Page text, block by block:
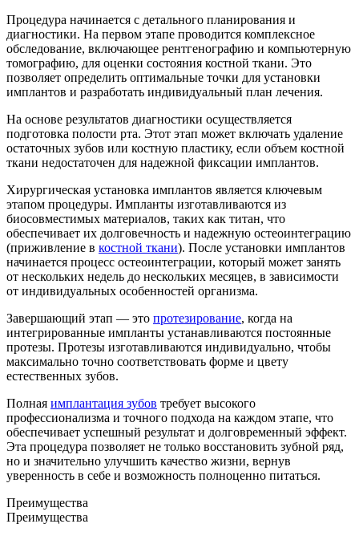
Процедура начинается с детального планирования и
диагностики. На первом этапе проводится комплексное
обследование, включающее рентгенографию и компьютерную
томографию, для оценки состояния костной ткани. Это
позволяет определить оптимальные точки для установки
имплантов и разработать индивидуальный план лечения.
На основе результатов диагностики осуществляется
подготовка полости рта. Этот этап может включать удаление
остаточных зубов или костную пластику, если объем костной
ткани недостаточен для надежной фиксации имплантов.
Хирургическая установка имплантов является ключевым
этапом процедуры. Импланты изготавливаются из
биосовместимых материалов, таких как титан, что
обеспечивает их долговечность и надежную остеоинтеграцию
(приживление в костной ткани). После установки имплантов
начинается процесс остеоинтеграции, который может занять
от нескольких недель до нескольких месяцев, в зависимости
от индивидуальных особенностей организма.
Завершающий этап — это протезирование, когда на
интегрированные импланты устанавливаются постоянные
протезы. Протезы изготавливаются индивидуально, чтобы
максимально точно соответствовать форме и цвету
естественных зубов.
Полная имплантация зубов требует высокого
профессионализма и точного подхода на каждом этапе, что
обеспечивает успешный результат и долговременный эффект.
Эта процедура позволяет не только восстановить зубной ряд,
но и значительно улучшить качество жизни, вернув
уверенность в себе и возможность полноценно питаться.
Преимущества
Преимущества